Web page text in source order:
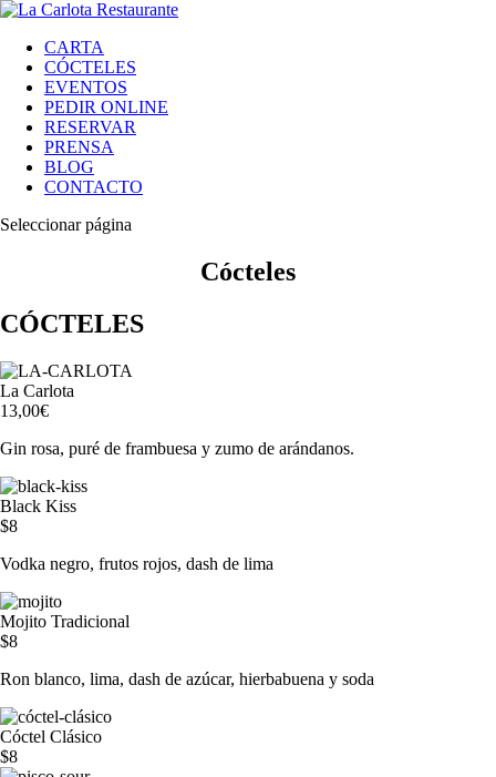
CARTA
CÓCTELES
EVENTOS
PEDIR ONLINE
RESERVAR
PRENSA
BLOG
CONTACTO
Seleccionar página
Cócteles
CÓCTELES
La Carlota
13,00€‎
Gin rosa, puré de frambuesa y zumo de arándanos.
Black Kiss
$8
Vodka negro, frutos rojos, dash de lima
Mojito Tradicional
$8
Ron blanco, lima, dash de azúcar, hierbabuena y soda
Cóctel Clásico
$8